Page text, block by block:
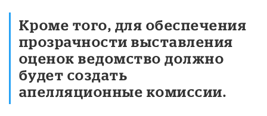
Кроме того, для обеспечения
прозрачности выставления
оценок ведомство должно
будет создать
апелляционные комиссии.